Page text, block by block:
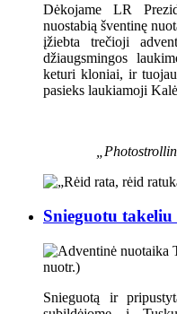
Dėkojame LR
nuostabią šventinę
įžiebta trečioji
džiaugsmingos
keturi kloniai, ir tuojau
pasieks laukiamoji
Snieguotu
Snieguotą ir